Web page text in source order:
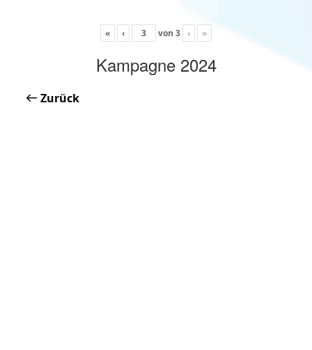
« ‹ von 3 › »
Kampagne 2024
Zurück